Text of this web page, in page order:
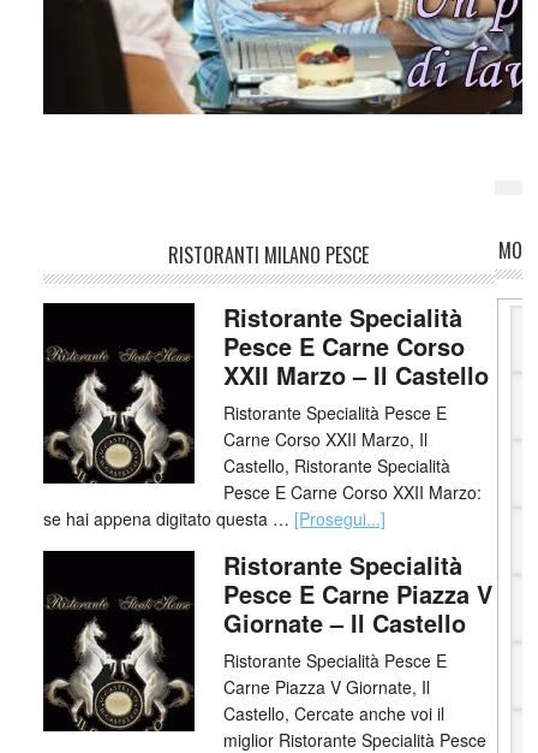
RISTORANTI MILANO PESCE
Ristorante Specialità
Pesce E Carne Corso
XXII Marzo – Il Castello
Ristorante Specialità Pesce E
Carne Corso XXII Marzo, Il
Castello, Ristorante Specialità
Pesce E Carne Corso XXII Marzo:
se hai appena digitato questa … [Prosegui...]
Ristorante Specialità
Pesce E Carne Piazza V
Giornate – Il Castello
Ristorante Specialità Pesce E
Carne Piazza V Giornate, Il
Castello, Cercate anche voi il
miglior Ristorante Specialità Pesce